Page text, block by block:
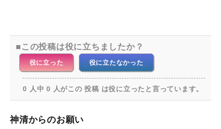
この投稿は役に立ちましたか？
役に立った 役に立たなかった
0 人中 0 人がこの 投稿 は役に立ったと言っています。
神清からのお願い